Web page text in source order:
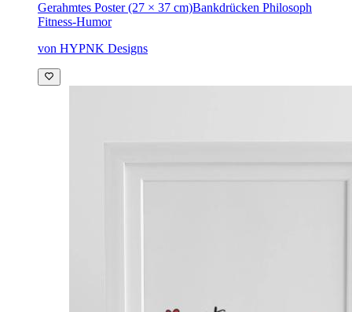
Gerahmtes Poster (27 × 37 cm)Bankdrücken Philosoph
Fitness-Humor
von HYPNK Designs